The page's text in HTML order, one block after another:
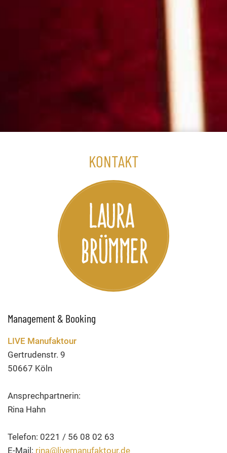
KONTAKT
Management & Booking
LIVE Manufaktour
Gertrudenstr. 9
50667 Köln
Ansprechpartnerin:
Rina Hahn
Telefon: 0221 / 56 08 02 63
E-Mail: rina@livemanufaktour.de